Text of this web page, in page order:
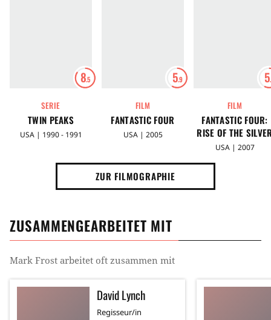
8.5
SERIE
TWIN PEAKS
USA | 1990 - 1991
5.9
FILM
FANTASTIC FOUR
USA | 2005
5
FILM
FANTASTIC FOUR:
RISE OF THE
SURFER
USA | 2007
ZUR FILMOGRAPHIE
ZUSAMMENGEARBEITET MIT
Mark Frost arbeitet oft zusammen mit
David Lynch
Regisseur/in